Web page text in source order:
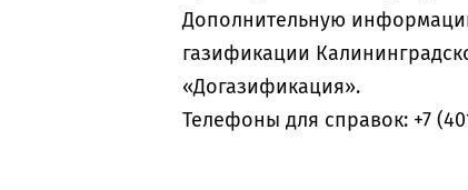
Дополнительную
газификации
«Догазификация».
Телефоны для справок: +7